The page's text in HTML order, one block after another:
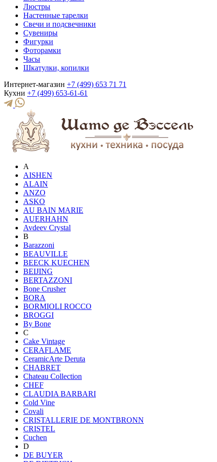
Люстры
Настенные тарелки
Свечи и подсвечники
Сувениры
Фигурки
Фоторамки
Часы
Шкатулки, копилки
Интернет-магазин +7 (499) 653 71 71
Кухни +7 (499) 653-61-61
A
AISHEN
ALAIN
ANZO
ASKO
AU BAIN MARIE
AUERHAHN
Avdeev Crystal
B
Barazzoni
BEAUVILLE
BEECK KUECHEN
BEIJING
BERTAZZONI
Bone Crusher
BORA
BORMIOLI ROCCO
BROGGI
By Bone
C
Cake Vintage
CERAFLAME
CeramicArte Deruta
CHABRET
Chateau Collection
CHEF
CLAUDIA BARBARI
Cold Vine
Covali
CRISTALLERIE DE MONTBRONN
CRISTEL
Cuchen
D
DE BUYER